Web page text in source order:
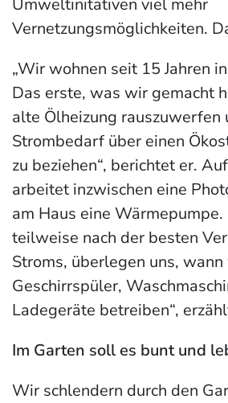
Umweltinitativen viel mehr
Vernetzungsmöglichkeiten.
„Wir wohnen seit 15 Jahren
Das erste, was wir gemacht
alte Ölheizung rauszuwerfen
Strombedarf über einen
zu beziehen“, berichtet er.
arbeitet inzwischen eine
am Haus eine
teilweise nach der besten
Stroms, überlegen uns,
Geschirrspüler,
Ladegeräte betreiben“,
Im Garten soll es bunt und
Wir schlendern durch den